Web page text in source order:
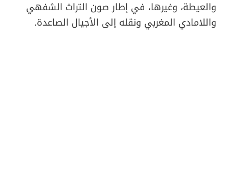
والعيطة، وغيرها، في إطار صون التراث الشفهي
واللامادي المغربي ونقله إلى الأجيال الصاعدة.